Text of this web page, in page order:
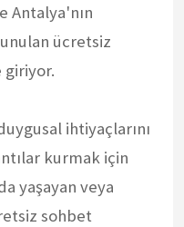
Antalya'nın
ücretsiz
ihtiyaçlarını
kurmak için
yaşayan veya
sohbet